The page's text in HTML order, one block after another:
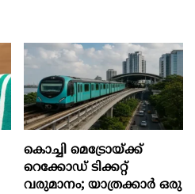
കൊച്ചി മെട്രോയ്ക്ക്
റെക്കോഡ് ടിക്കറ്റ്
വരുമാനം; യാത്രക്കാർ ഒരു